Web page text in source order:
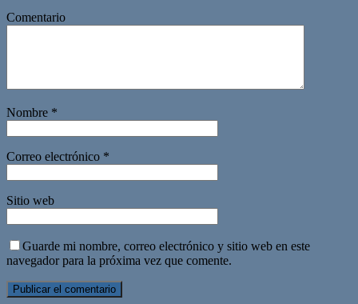
Comentario
Nombre *
Correo electrónico *
Sitio web
Guarde mi nombre, correo electrónico y sitio web en este
navegador para la próxima vez que comente.